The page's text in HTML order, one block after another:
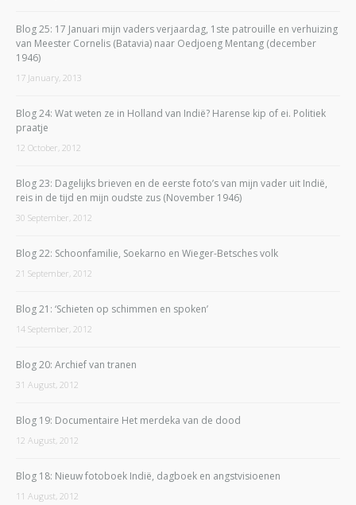
Blog 25: 17 Januari mijn vaders verjaardag, 1ste patrouille en verhuizing
van Meester Cornelis (Batavia) naar Oedjoeng Mentang (december
1946)
17 January, 2013
Blog 24: Wat weten ze in Holland van Indië? Harense kip of ei. Politiek
praatje
12 October, 2012
Blog 23: Dagelijks brieven en de eerste foto’s van mijn vader uit Indië,
reis in de tijd en mijn oudste zus (November 1946)
30 September, 2012
Blog 22: Schoonfamilie, Soekarno en Wieger-Betsches volk
21 September, 2012
Blog 21: ‘Schieten op schimmen en spoken’
14 September, 2012
Blog 20: Archief van tranen
31 August, 2012
Blog 19: Documentaire Het merdeka van de dood
12 August, 2012
Blog 18: Nieuw fotoboek Indië, dagboek en angstvisioenen
11 August, 2012